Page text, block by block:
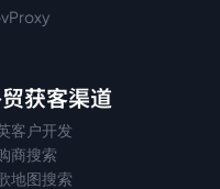
获客渠道
客户开发
商搜索
地图搜索